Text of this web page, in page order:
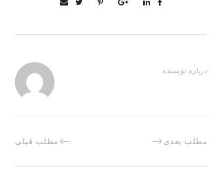
درباره نویسنده
مطلب قبلی مطلب بعدی